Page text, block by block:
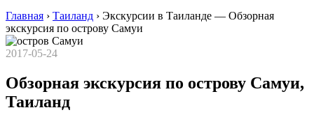
Главная › Таиланд › Экскурсии в Таиланде — Обзорная
экскурсия по острову Самуи
2017-05-24
Обзорная экскурсия по острову Самуи,
Таиланд